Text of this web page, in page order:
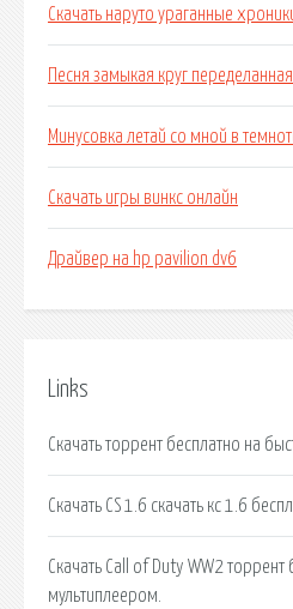
Скачать наруто ураганные
Песня замыкая круг переделанная
Минусовка летай со мной в
Скачать игры винкс онлайн
Драйвер на hp pavilion dv6
Links
Скачать торрент бесплатно на
Скачать CS 1.6 скачать кс 1.6
Скачать Call of Duty WW2 торрент
мультиплеером.